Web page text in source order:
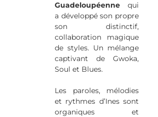
Guadeloupéenne qui
a développé son propre
son distinctif,
collaboration magique
de styles. Un mélange
captivant de Gwoka,
Soul et Blues.
Les paroles, mélodies
et rythmes d’Ines sont
organiques et